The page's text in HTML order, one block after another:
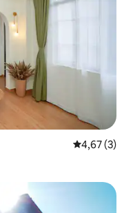
4,67 de
4,67 (3)